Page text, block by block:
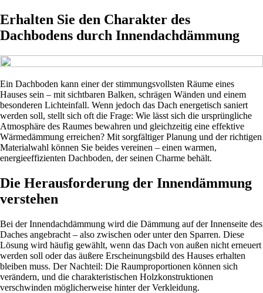
Erhalten Sie den Charakter des
Dachbodens durch Innendachdämmung
Ein Dachboden kann einer der stimmungsvollsten Räume eines
Hauses sein – mit sichtbaren Balken, schrägen Wänden und einem
besonderen Lichteinfall. Wenn jedoch das Dach energetisch saniert
werden soll, stellt sich oft die Frage: Wie lässt sich die ursprüngliche
Atmosphäre des Raumes bewahren und gleichzeitig eine effektive
Wärmedämmung erreichen? Mit sorgfältiger Planung und der richtigen
Materialwahl können Sie beides vereinen – einen warmen,
energieeffizienten Dachboden, der seinen Charme behält.
Die Herausforderung der Innendämmung
verstehen
Bei der Innendachdämmung wird die Dämmung auf der Innenseite des
Daches angebracht – also zwischen oder unter den Sparren. Diese
Lösung wird häufig gewählt, wenn das Dach von außen nicht erneuert
werden soll oder das äußere Erscheinungsbild des Hauses erhalten
bleiben muss. Der Nachteil: Die Raumproportionen können sich
verändern, und die charakteristischen Holzkonstruktionen
verschwinden möglicherweise hinter der Verkleidung.